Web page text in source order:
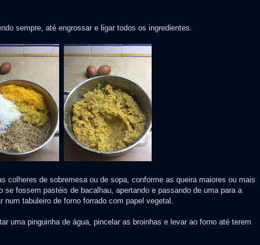
sempre, até engrossar e ligar todos os ingredientes.
colheres de sobremesa ou de sopa, conforme as queira maiores ou mais
se fossem pastéis de bacalhau, apertando e passando de uma para a
num tabuleiro de forno forrado com papel vegetal.
uma pinguinha de água, pincelar as broinhas e levar ao forno até terem